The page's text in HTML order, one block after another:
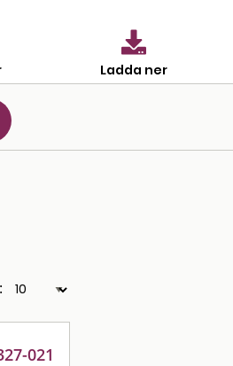
Ladda ner
021